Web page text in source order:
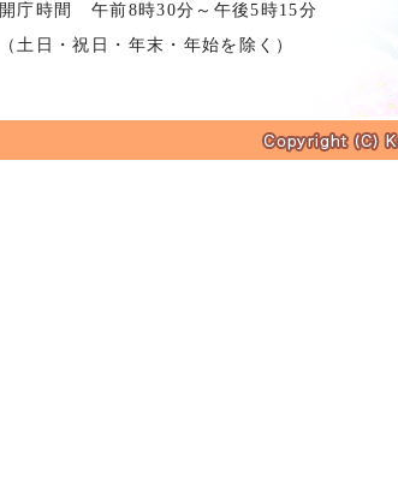
開庁時間 午前8時30分～午後5時15分
（土日・祝日・年末・年始を除く）